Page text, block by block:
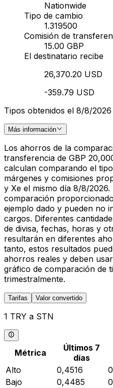
Nationwide
Tipo de cambio
1.319500
Comisión de
15.00 GBP
El destinatario recibe
26,370.20 USD
-359.79 USD
Tipos obtenidos el 8/8/2026
Más información
Los ahorros de la
transferencia de GBP
calculan comparando el
márgenes y comisiones
y Xe el mismo día 8/8/
comparación
ejemplo dado y pueden no
cargos. Diferentes
de divisa, fechas, horas y
resultarán en diferentes
tanto, estos resultados
ahorros reales y deben
gráfico de comparación de
trimestralmente.
Tarifas Valor convertido
1 TRY a STN
Métrica
Últimos 7
días
Alto
0,4516
Bajo
0,4485